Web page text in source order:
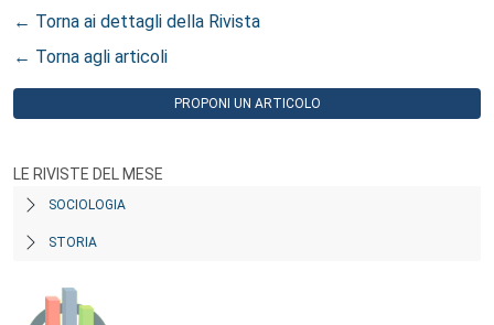
← Torna ai dettagli della Rivista
← Torna agli articoli
PROPONI UN ARTICOLO
LE RIVISTE DEL MESE
SOCIOLOGIA
STORIA